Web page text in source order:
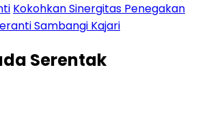
Kokohkan Sinergitas Penegakan
Sambangi Kajari
Serentak